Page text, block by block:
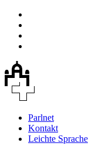
Parlnet
Kontakt
Leichte Sprache